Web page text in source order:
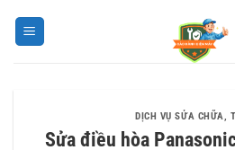
DỊCH VỤ SỬA CHỮA,
Sửa điều hòa